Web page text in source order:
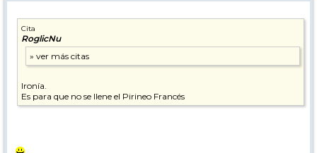
Cita
RoglicNu
Ironía.
Es para que no se llene el Pirineo Francés